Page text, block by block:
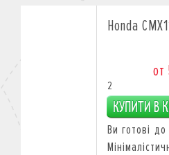
Honda
от
2
Ви готові